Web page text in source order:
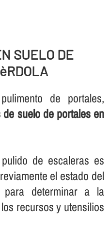
SUELO DE
de portales,
suelo de portales en
de escaleras es
el estado del
determinar a la
recursos y utensilios